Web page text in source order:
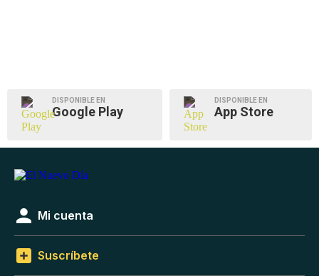
DISPONIBLE EN
Google Play
DISPONIBLE EN
App Store
Mi cuenta
Suscríbete